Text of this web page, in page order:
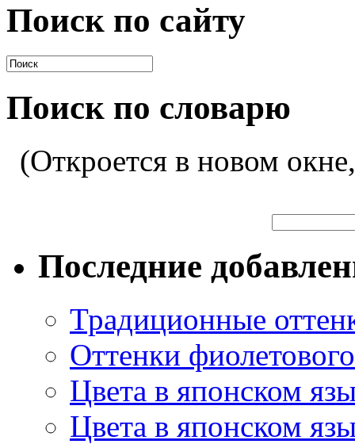
Поиск по сайту
Поиск по словарю
(Откроется в новом
Последние
Традиционные
Оттенки
Цвета в японском
Цвета в японском